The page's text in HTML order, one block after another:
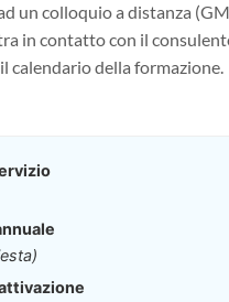
un colloquio a distanza
in contatto con il
calendario della formazione.